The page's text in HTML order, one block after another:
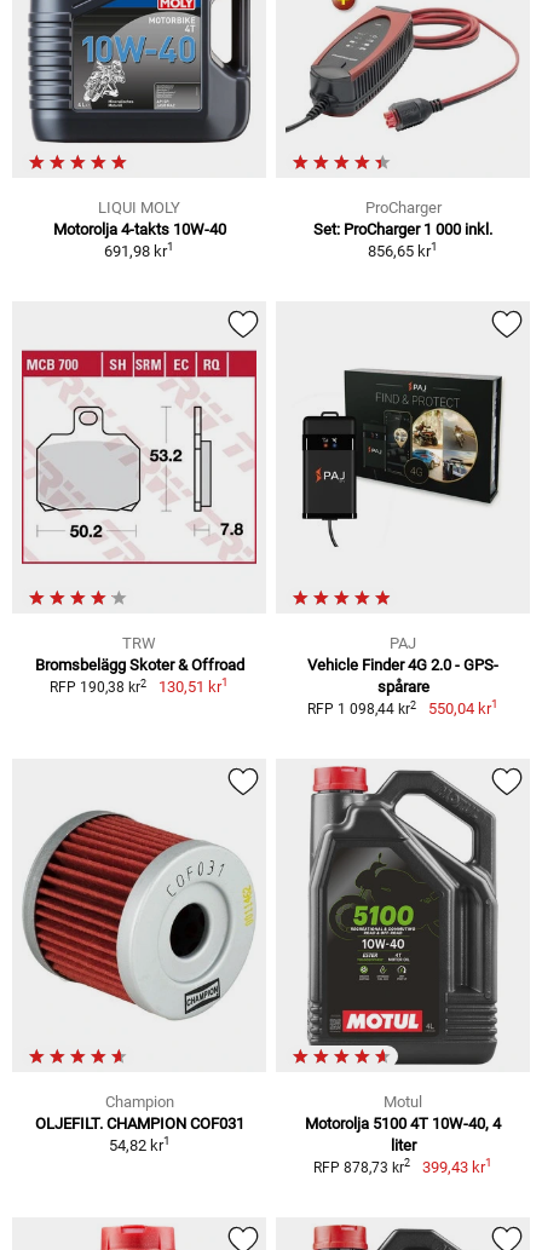
LIQUI MOLY
Motorolja 4-takts 10W-40
691,98 kr1
ProCharger
Set: ProCharger 1 000 inkl.
856,65 kr1
TRW
Bromsbelägg Skoter & Offroad
RFP 190,38 kr2 130,51 kr1
PAJ
Vehicle Finder 4G 2.0 - GPS-
spårare
RFP 1 098,44 kr2 550,04 kr1
Champion
OLJEFILT. CHAMPION COF031
54,82 kr1
Motul
Motorolja 5100 4T 10W-40, 4
liter
RFP 878,73 kr2 399,43 kr1